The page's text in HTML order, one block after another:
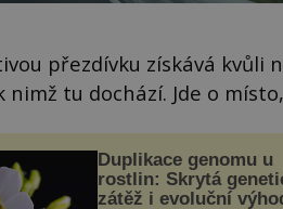
přezdívku získává kvůli
nimž tu dochází. Jde o
Duplikace genomu u
rostlin: Skrytá
zátěž i evoluční